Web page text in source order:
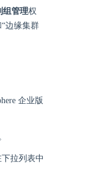
组管理权
边缘集群
企业版
下拉列表中